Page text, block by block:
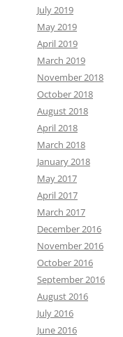
July 2019
May 2019
April 2019
March 2019
November 2018
October 2018
August 2018
April 2018
March 2018
January 2018
May 2017
April 2017
March 2017
December 2016
November 2016
October 2016
September 2016
August 2016
July 2016
June 2016